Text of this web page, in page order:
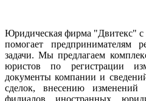
Юридическая фирма "Двитекс" с
помогает предпринимателям
задачи. Мы предлагаем
юристов по регистрации
документы компании и
сделок, внесению изменений